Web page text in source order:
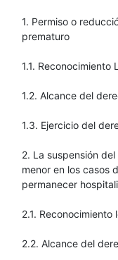
1. Permiso o
prematuro
1.1. Reconocimiento
1.2. Alcance del
1.3. Ejercicio del
2. La suspensión
menor en los casos
permanecer
2.1.
2.2. Alcance del